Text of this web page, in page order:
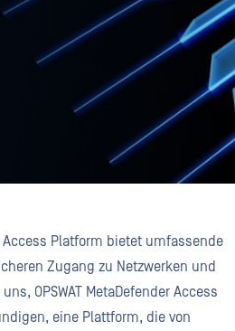
Access Platform bietet umfassende
Zugang zu Netzwerken und
OPSWAT MetaDefender Access
eine Plattform, die von